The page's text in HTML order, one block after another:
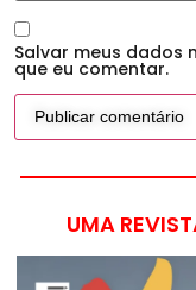
Salvar meus dados
que eu comentar.
UMA